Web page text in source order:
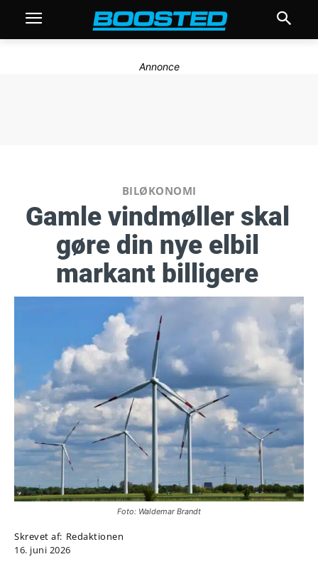
Annonce
BILØKONOMI
Gamle vindmøller skal
gøre din nye elbil
markant billigere
Foto: Waldemar Brandt
Skrevet af: Redaktionen
16. juni 2026